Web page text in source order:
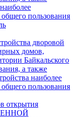
пользования
дворовой
домов,
Байкальского
а также
наиболее
пользования
открытия